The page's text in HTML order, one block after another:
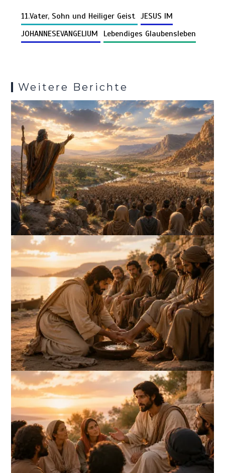
n
k
o
o
t
A
p
r
t
g
er m
Pr
es
n
11.Vater, Sohn und Heiliger Geist JESUS IM
JOHANNESEVANGELIUM
Lebendiges Glaubensleben
Weitere Berichte